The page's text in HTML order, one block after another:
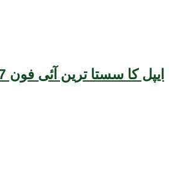
ایپل کا سستا ترین آئی فون 17 ای فروری 2026 میں متعارف ہونے کا امکان، قیمت بھی سامنے آگئی